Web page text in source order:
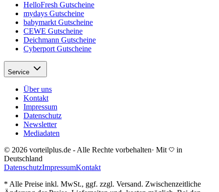
HelloFresh Gutscheine
mydays Gutscheine
babymarkt Gutscheine
CEWE Gutscheine
Deichmann Gutscheine
Cyberport Gutscheine
Service
Über uns
Kontakt
Impressum
Datenschutz
Newsletter
Mediadaten
© 2026 vorteilplus.de - Alle Rechte vorbehalten· Mit
in
Deutschland
DatenschutzImpressumKontakt
* Alle Preise inkl. MwSt., ggf. zzgl. Versand. Zwischenzeitliche